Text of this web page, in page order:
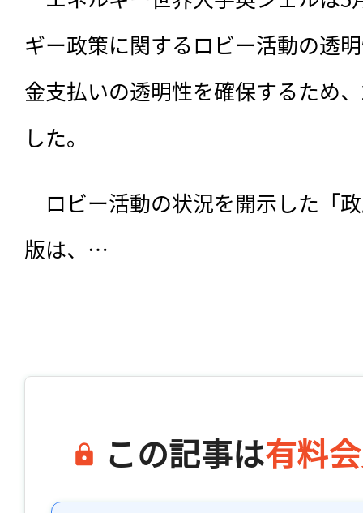
ギー政策に関するロビー活動の透
金支払いの透明性を確保するため
した。
ロビー活動の状況を開示した「
版は、…
この記事は有料